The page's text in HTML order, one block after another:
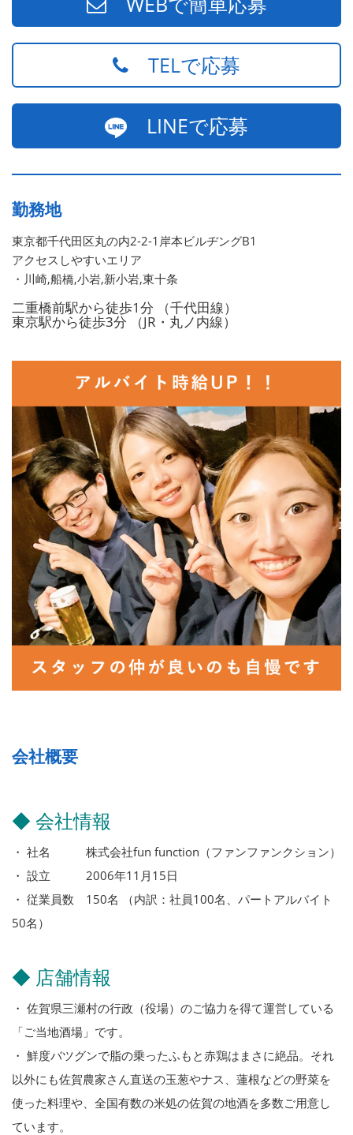
TELで応募
LINEで応募
勤務地
東京都千代田区丸の内2-2-1岸本ビルヂングB1
アクセスしやすいエリア
・川崎,船橋,小岩,新小岩,東十条
二重橋前駅から徒歩1分 （千代田線）
東京駅から徒歩3分 （JR・丸ノ内線）
会社概要
◆ 会社情報
・ 社名 株式会社fun function（ファンファンクション）
・ 設立 2006年11月15日
・ 従業員数 150名 （内訳：社員100名、パートアルバイト
50名）
◆ 店舗情報
・ 佐賀県三瀬村の行政（役場）のご協力を得て運営している
「ご当地酒場」です。
・ 鮮度バツグンで脂の乗ったふもと赤鶏はまさに絶品。それ
以外にも佐賀農家さん直送の玉葱やナス、蓮根などの野菜を
使った料理や、全国有数の米処の佐賀の地酒を多数ご用意し
ています。